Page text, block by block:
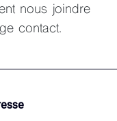
nous joindre
contact.